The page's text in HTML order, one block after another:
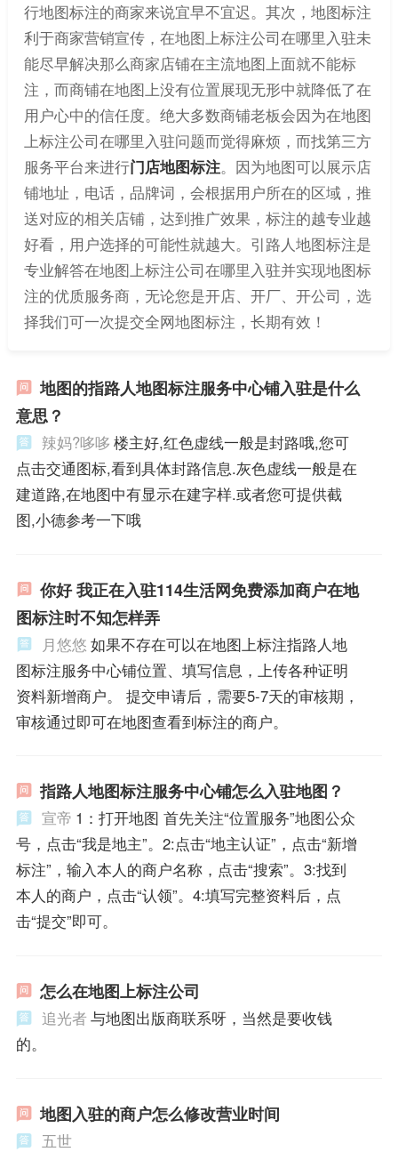
行地图标注的商家来说宜早不宜迟。其次，地图标注
利于商家营销宣传，在地图上标注公司在哪里入驻未
能尽早解决那么商家店铺在主流地图上面就不能标
注，而商铺在地图上没有位置展现无形中就降低了在
用户心中的信任度。绝大多数商铺老板会因为在地图
上标注公司在哪里入驻问题而觉得麻烦，而找第三方
服务平台来进行门店地图标注。因为地图可以展示店
铺地址，电话，品牌词，会根据用户所在的区域，推
送对应的相关店铺，达到推广效果，标注的越专业越
好看，用户选择的可能性就越大。引路人地图标注是
专业解答在地图上标注公司在哪里入驻并实现地图标
注的优质服务商，无论您是开店、开厂、开公司，选
择我们可一次提交全网地图标注，长期有效！
地图的指路人地图标注服务中心铺入驻是什么
意思？
辣妈?哆哆 楼主好,红色虚线一般是封路哦,您可
点击交通图标,看到具体封路信息.灰色虚线一般是在
建道路,在地图中有显示在建字样.或者您可提供截
图,小德参考一下哦
你好 我正在入驻114生活网免费添加商户在地
图标注时不知怎样弄
月悠悠 如果不存在可以在地图上标注指路人地
图标注服务中心铺位置、填写信息，上传各种证明
资料新增商户。 提交申请后，需要5-7天的审核期，
审核通过即可在地图查看到标注的商户。
指路人地图标注服务中心铺怎么入驻地图？
宣帝 1：打开地图 首先关注“位置服务”地图公众
号，点击“我是地主”。2:点击“地主认证”，点击“新增
标注”，输入本人的商户名称，点击“搜索”。3:找到
本人的商户，点击“认领”。4:填写完整资料后，点
击“提交”即可。
怎么在地图上标注公司
追光者与地图出版商联系呀，当然是要收钱
的。
地图入驻的商户怎么修改营业时间
五世